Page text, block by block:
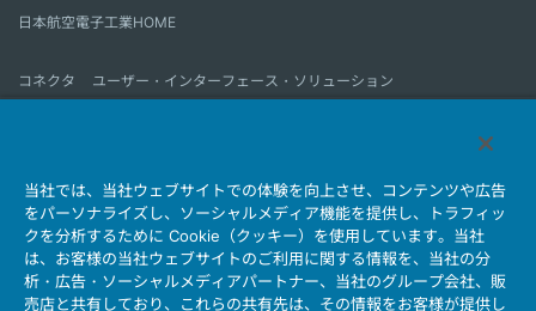
日本航空電子工業HOME
コネクタ
ユーザー・インターフェース・ソリューション
会社情報 サステナビリティ IR情報 採用情報
会社情報新着一覧
製品情報新着一覧
サイトマップ お問い合わせ
当社では、当社ウェブサイトでの体験を向上させ、コンテンツや広告
をパーソナライズし、ソーシャルメディア機能を提供し、トラフィッ
クを分析するために Cookie（クッキー）を使用しています。当社
は、お客様の当社ウェブサイトのご利用に関する情報を、当社の分
析・広告・ソーシャルメディアパートナー、当社のグループ会社、販
売店と共有しており、これらの共有先は、その情報をお客様が提供し